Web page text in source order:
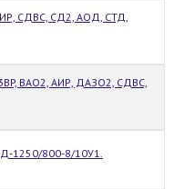
СДВС, СД2, АОД, СТД,
ВАО2, АИР, ДАЗО2, СДВС,
1250/800-8/10У1.